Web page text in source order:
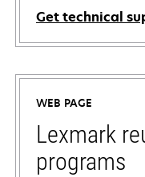
Get technical
opens
in
new
tab
WEB PAGE
Lexmark
programs